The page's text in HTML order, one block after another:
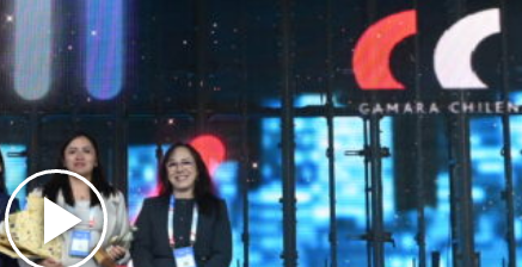
Play
Video